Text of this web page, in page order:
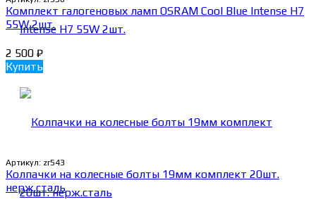
Комплект галогеновых ламп OSRAM Cool Blue Intense H7
55W 2шт.
2 500 ₽
Купить
Артикул: zr543
Колпачки на колесные болты 19мм комплект 20шт.
нерж.сталь